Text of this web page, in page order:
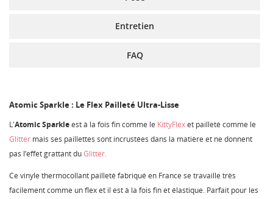
Entretien
FAQ
Atomic Sparkle : Le Flex Pailleté Ultra-Lisse
L'Atomic Sparkleest à la fois fin comme le KittyFlexet pailleté comme le
Glitter mais ses paillettes sont incrustées dans la matière et ne donnent
pas l’effet grattant duGlitter.
Ce vinyle thermocollant pailleté fabriqué en France se travaille très
facilement comme un flex et il est à la fois fin et élastique. Parfait pour les